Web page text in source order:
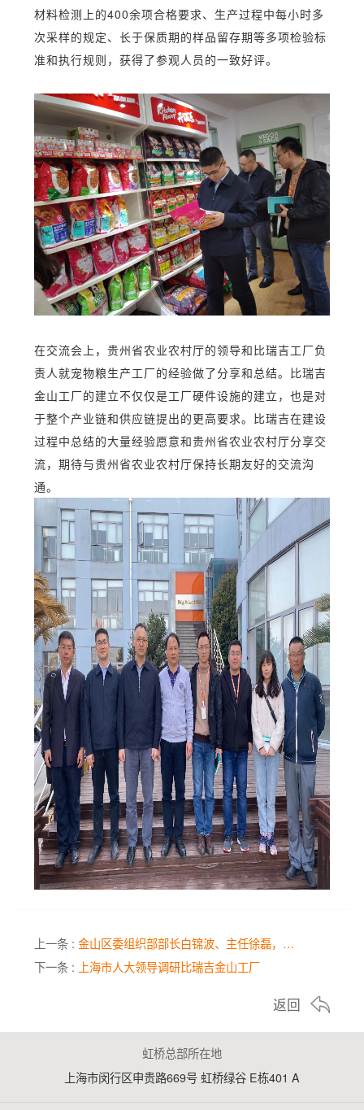
材料检测上的400余项合格要求、 生产过程中每小时多
次采样的规定、 长于保质期的样品留存期等多项检验标
准和执行规则， 获得了参观人员的一致好评。
在交流会上，贵州省农业农村厅的领导和比瑞吉工厂负
责人就宠物粮生产工厂的经验做了分享和总结。 比瑞吉
金山工厂的建立不仅仅是工厂硬件设施的建立 ，也是对
于整个产业链和供应链提出的更高要求。 比瑞吉在建设
过程中总结的大量经验愿意和贵州省农业农村厅分享交
流，期待与贵州省农业农村厅保持长期友好的交流沟
通。
上一条 : 金山区委组织部部长白锦波、主任徐磊，…
下一条 : 上海市人大领导调研比瑞吉金山工厂
返回
虹桥总部所在地
上海市闵行区申贵路669号 虹桥绿谷 E栋401 A